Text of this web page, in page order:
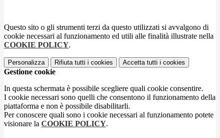
Questo sito o gli strumenti terzi da questo utilizzati si avvalgono di
cookie necessari al funzionamento ed utili alle finalità illustrate nella
COOKIE POLICY.
Personalizza Rifiuta tutti i cookies Accetta tutti i cookies
Gestione cookie
In questa schermata è possibile scegliere quali cookie consentire.
I cookie necessari sono quelli che consentono il funzionamento della
piattaforma e non è possibile disabilitarli.
Per conoscere quali sono i cookie necessari al funzionamento potete
visionare la COOKIE POLICY.